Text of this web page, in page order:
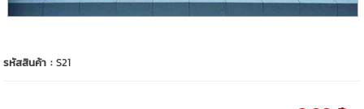
รหัสสินค้า :S21